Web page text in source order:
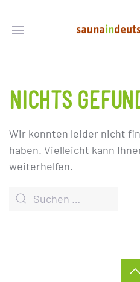
NICHTS
Wir konnten leider nicht
haben. Vielleicht kann
weiterhelfen.